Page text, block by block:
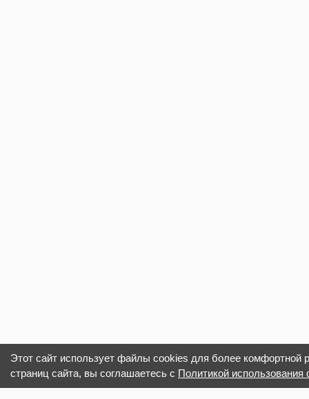
Этот сайт использует файлы cookies для более комфортной
страниц сайта, вы соглашаетесь с Политикой